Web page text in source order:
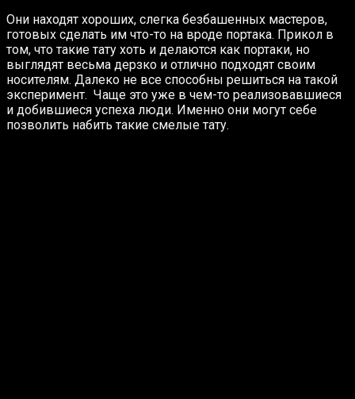
Они находят хороших, слегка безбашенных мастеров,
готовых сделать им что-то на вроде портака. Прикол в
том, что такие тату хоть и делаются как портаки, но
выглядят весьма дерзко и отлично подходят своим
носителям. Далеко не все способны решиться на такой
эксперимент. Чаще это уже в чем-то реализовавшиеся
и добившиеся успеха люди. Именно они могут себе
позволить набить такие смелые тату.